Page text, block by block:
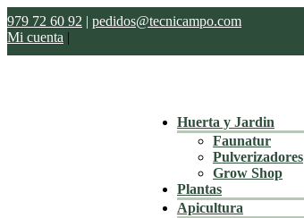
979 72 60 92 | pedidos@tecnicampo.com
Mi cuenta |
Huerta y Jardin
Faunatur
Pulverizadores
Grow Shop
Plantas
Apicultura